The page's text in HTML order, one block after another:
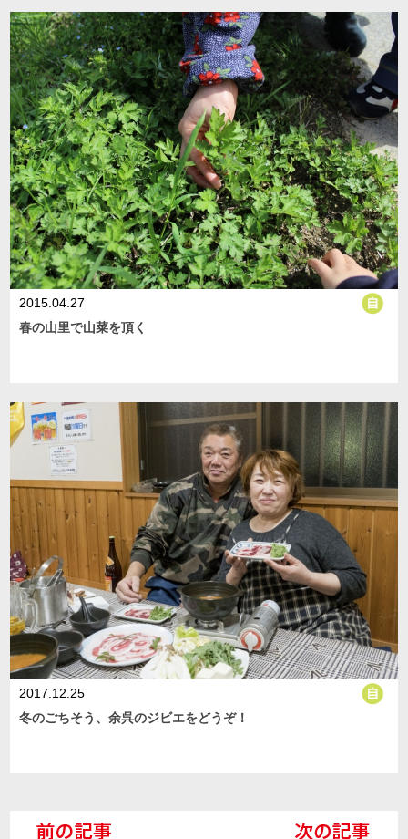
2015.04.27
春の山里で山菜を頂く
2017.12.25
冬のごちそう、余呉のジビエをどうぞ！